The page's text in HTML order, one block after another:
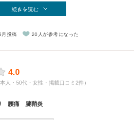
続きを読む
投稿 20人が参考になった
4.0
人・50代・女性・掲載口コミ2件）
腰痛 腱鞘炎